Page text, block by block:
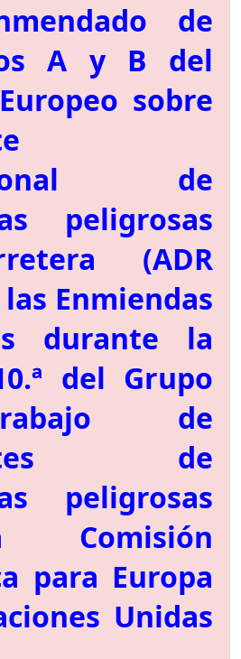
de
A y B del
sobre
de
peligrosas
(ADR
las Enmiendas
durante la
del Grupo
de
de
peligrosas
para Europa
Unidas